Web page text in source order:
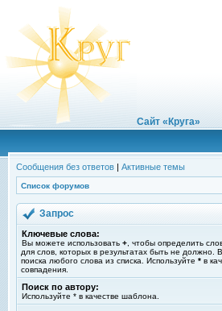
Сайт «Круга»
Сообщения без ответов | Активные темы
Список форумов
Запрос
Ключевые слова:
Вы можете использовать + , чтобы определить
для слов, которых в результатах быть не
поиска любого слова из списка. Используйте * в
совпадения.
Поиск по автору:
Используйте * в качестве шаблона.